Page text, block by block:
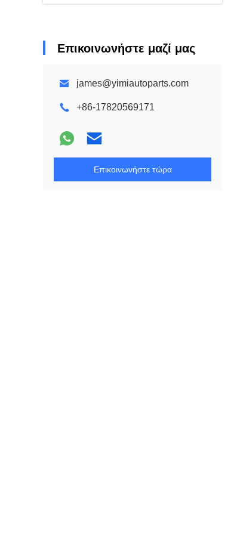
Επικοινωνήστε μαζί μας
james@yimiautoparts.com
+86-17820569171
Επικοινωνήστε τώρα